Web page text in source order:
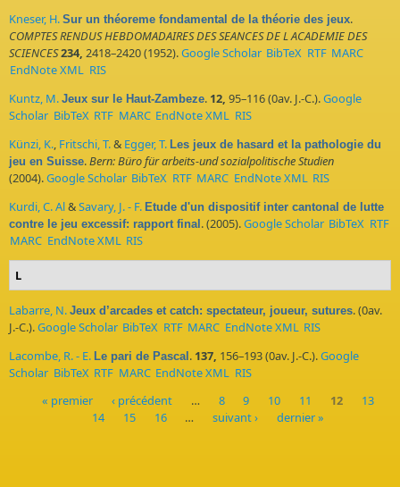
Kneser, H. Sur un théoreme fondamental de la théorie des jeux.
COMPTES RENDUS HEBDOMADAIRES DES SEANCES DE L ACADEMIE DES
SCIENCES234, 2418–2420 (1952).Google Scholar BibTeX RTF MARC
EndNote XML RIS
Kuntz, M. Jeux sur le Haut-Zambeze. 12, 95–116 (0av. J.-C.).Google
Scholar BibTeX RTF MARC EndNote XML RIS
Künzi, K., Fritschi, T.& Egger, T. Les jeux de hasard et la pathologie du
jeu en Suisse.Bern: Büro für arbeits-und sozialpolitische Studien
(2004).Google Scholar BibTeX RTF MARC EndNote XML RIS
Kurdi, C. Al&Savary, J. - F. Etude d'un dispositif inter cantonal de lutte
contre le jeu excessif: rapport final. (2005).Google Scholar BibTeX RTF
MARC EndNote XML RIS
L
Labarre, N. Jeux d’arcades et catch: spectateur, joueur, sutures. (0av.
J.-C.).Google Scholar BibTeX RTF MARC EndNote XML RIS
Lacombe, R. - E. Le pari de Pascal . 137, 156–193 (0av. J.-C.).Google
Scholar BibTeX RTF MARC EndNote XML RIS
« premier ‹ précédent … 8 9 10 11 12
13
14
15 16 … suivant › dernier »